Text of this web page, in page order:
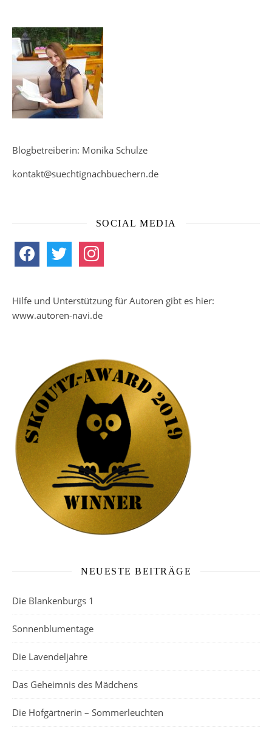
Blogbetreiberin: Monika Schulze
kontakt@suechtignachbuechern.de
SOCIAL MEDIA
facebook twitter instagram
Hilfe und Unterstützung für Autoren gibt es hier:
www.autoren-navi.de
NEUESTE BEITRÄGE
Die Blankenburgs 1
Sonnenblumentage
Die Lavendeljahre
Das Geheimnis des Mädchens
Die Hofgärtnerin – Sommerleuchten